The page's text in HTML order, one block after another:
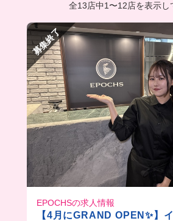
全13店中1 〜12店を表示し
募集終了
EPOCHSの求人情報
【4月にGRAND OPEN✨】